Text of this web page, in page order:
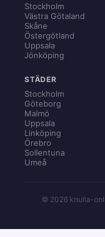
Stockholm
Västra Götaland
Skåne
Östergötland
Uppsala
Jönköping
STÄDER
Stockholm
Göteborg
Malmö
Uppsala
Linköping
Örebro
Sollentuna
Umeå
© 2026 knulla-